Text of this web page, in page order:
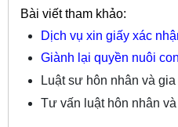
Bài viết tham khảo:
Dịch vụ xin giấy xác
Giành lại quyền nuôi
Luật sư hôn nhân và
Tư vấn luật hôn nhân